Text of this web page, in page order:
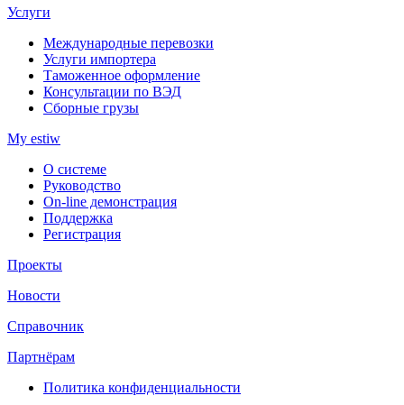
Услуги
Международные перевозки
Услуги импортера
Таможенное оформление
Консультации по ВЭД
Сборные грузы
My estiw
О системе
Руководство
On-line демонстрация
Поддержка
Регистрация
Проекты
Новости
Справочник
Партнёрам
Политика конфиденциальности